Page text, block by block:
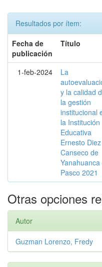
Resultados por ítem:
Fecha de
publicación
Título
1-feb-2024
La
y la calidad
la gestión
institucional
la Institución
Educativa
Ernesto Diez
Canseco de
Yanahuanca
Pasco 2021
Otras opciones
Autor
Guzman Lorenzo, Fredy